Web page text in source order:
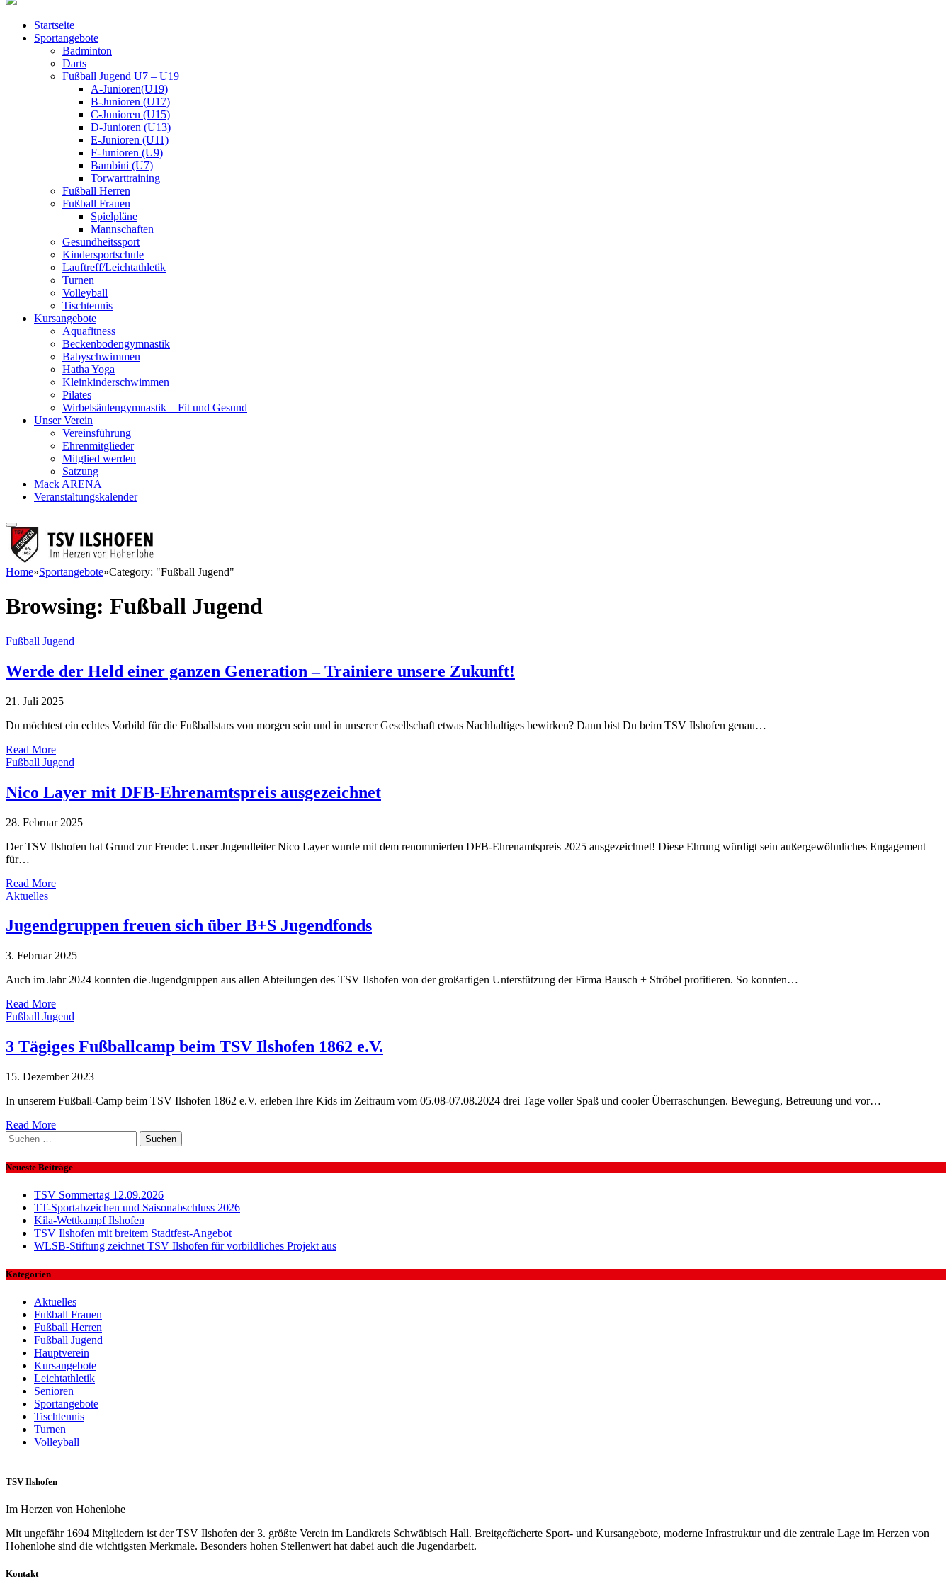
Startseite
Sportangebote
Badminton
Darts
Fußball Jugend U7 – U19
A-Junioren(U19)
B-Junioren (U17)
C-Junioren (U15)
D-Junioren (U13)
E-Junioren (U11)
F-Junioren (U9)
Bambini (U7)
Torwarttraining
Fußball Herren
Fußball Frauen
Spielpläne
Mannschaften
Gesundheitssport
Kindersportschule
Lauftreff/Leichtathletik
Turnen
Volleyball
Tischtennis
Kursangebote
Aquafitness
Beckenbodengymnastik
Babyschwimmen
Hatha Yoga
Kleinkinderschwimmen
Pilates
Wirbelsäulengymnastik – Fit und Gesund
Unser Verein
Vereinsführung
Ehrenmitglieder
Mitglied werden
Satzung
Mack ARENA
Veranstaltungskalender
Home»Sportangebote»Category: "Fußball Jugend"
Browsing: Fußball Jugend
Fußball Jugend
Werde der Held einer ganzen Generation – Trainiere unsere Zukunft!
21. Juli 2025
Du möchtest ein echtes Vorbild für die Fußballstars von morgen sein und in unserer Gesellschaft etwas Nachhaltiges bewirken? Dann bist Du beim TSV Ilshofen genau…
Read More
Fußball Jugend
Nico Layer mit DFB-Ehrenamtspreis ausgezeichnet
28. Februar 2025
Der TSV Ilshofen hat Grund zur Freude: Unser Jugendleiter Nico Layer wurde mit dem renommierten DFB-Ehrenamtspreis 2025 ausgezeichnet! Diese Ehrung würdigt sein außergewöhnliches Engagement
für…
Read More
Aktuelles
Jugendgruppen freuen sich über B+S Jugendfonds
3. Februar 2025
Auch im Jahr 2024 konnten die Jugendgruppen aus allen Abteilungen des TSV Ilshofen von der großartigen Unterstützung der Firma Bausch + Ströbel profitieren. So konnten…
Read More
Fußball Jugend
3 Tägiges Fußballcamp beim TSV Ilshofen 1862 e.V.
15. Dezember 2023
In unserem Fußball-Camp beim TSV Ilshofen 1862 e.V. erleben Ihre Kids im Zeitraum vom 05.08-07.08.2024 drei Tage voller Spaß und cooler Überraschungen. Bewegung, Betreuung und vor…
Read More
Suchen
nach:
Neueste Beiträge
TSV Sommertag 12.09.2026
TT-Sportabzeichen und Saisonabschluss 2026
Kila-Wettkampf Ilshofen
TSV Ilshofen mit breitem Stadtfest-Angebot
WLSB-Stiftung zeichnet TSV Ilshofen für vorbildliches Projekt aus
Kategorien
Aktuelles
Fußball Frauen
Fußball Herren
Fußball Jugend
Hauptverein
Kursangebote
Leichtathletik
Senioren
Sportangebote
Tischtennis
Turnen
Volleyball
TSV Ilshofen
Im Herzen von Hohenlohe
Mit ungefähr 1694 Mitgliedern ist der TSV Ilshofen der 3. größte Verein im Landkreis Schwäbisch Hall. Breitgefächerte Sport- und Kursangebote, moderne Infrastruktur und die zentrale Lage im Herzen von
Hohenlohe sind die wichtigsten Merkmale. Besonders hohen Stellenwert hat dabei auch die Jugendarbeit.
Kontakt